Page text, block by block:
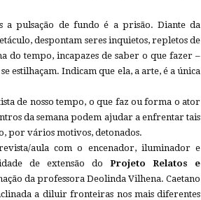
a pulsação de fundo é a prisão. Diante da
despontam seres inquietos, repletos de
do tempo, incapazes de saber o que fazer –
estilhaçam. Indicam que ela, a arte, é a única
de nosso tempo, o que faz ou forma o ator
da semana podem ajudar a enfrentar tais
por vários motivos, detonados.
aula com o encenador, iluminador e
de extensão doProjeto Relatos e
da professora Deolinda Vilhena. Caetano
a diluir fronteiras nos mais diferentes